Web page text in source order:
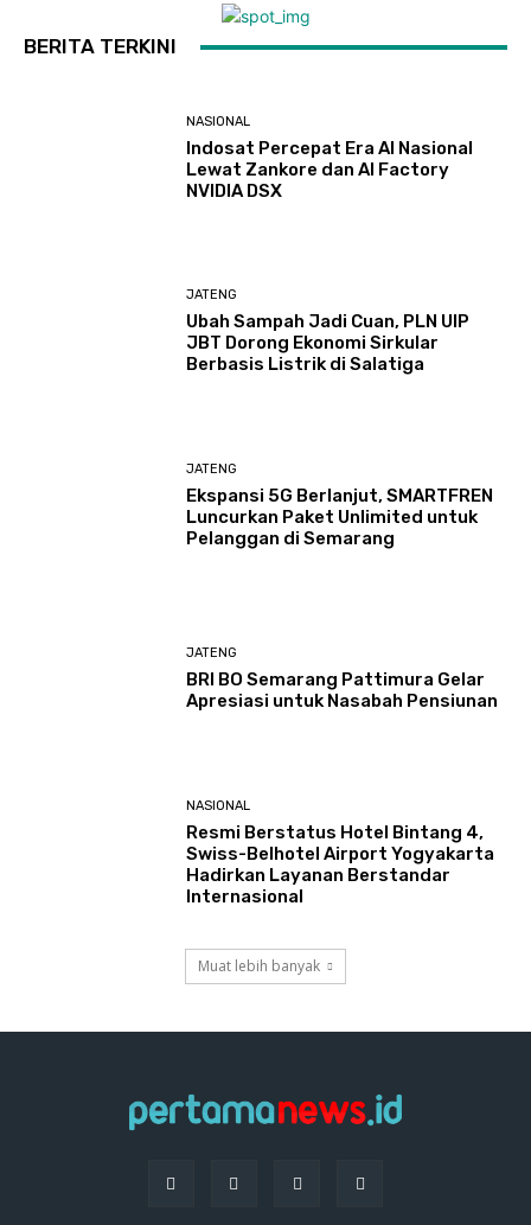
BERITA TERKINI
NASIONAL
Indosat Percepat Era AI Nasional
Lewat Zankore dan AI Factory
NVIDIA DSX
JATENG
Ubah Sampah Jadi Cuan, PLN UIP
JBT Dorong Ekonomi Sirkular
Berbasis Listrik di Salatiga
JATENG
Ekspansi 5G Berlanjut, SMARTFREN
Luncurkan Paket Unlimited untuk
Pelanggan di Semarang
JATENG
BRI BO Semarang Pattimura Gelar
Apresiasi untuk Nasabah Pensiunan
NASIONAL
Resmi Berstatus Hotel Bintang 4,
Swiss-Belhotel Airport Yogyakarta
Hadirkan Layanan Berstandar
Internasional
Muat lebih banyak